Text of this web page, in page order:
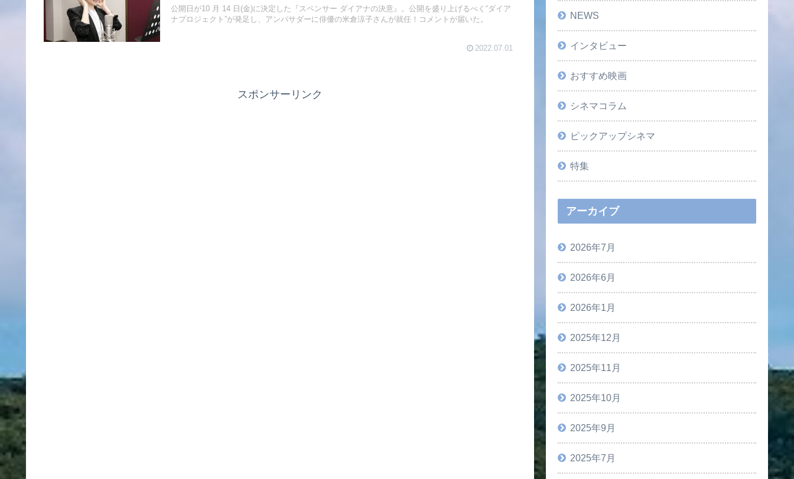
公開日が10 月 14 日(金)に決定した『スペンサー ダイアナの決意』。公開を盛り上げるべく“ダイア
ナプロジェクト”が発足し、アンバサダーに俳優の米倉涼子さんが就任！コメントが届いた。
2022.07.01
スポンサーリンク
NEWS
インタビュー
おすすめ映画
シネマコラム
ピックアップシネマ
特集
アーカイブ
2026年7月
2026年6月
2026年1月
2025年12月
2025年11月
2025年10月
2025年9月
2025年7月